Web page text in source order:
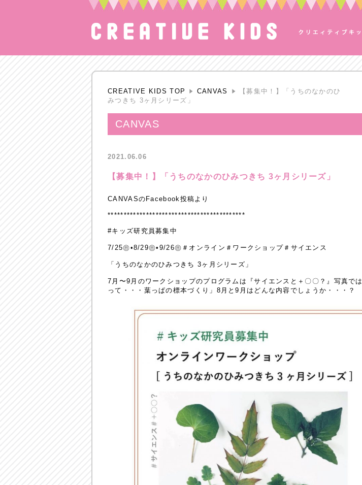
CREATIVE KIDS TOP CANVAS
【募集中！】「うちのなかのひ
みつきち 3ヶ月シリーズ」
CANVAS
2021.06.06
【募集中！】「うちのなかのひみつきち 3ヶ月シリーズ」
CANVASのFacebook投稿より
*******************************************
#キッズ研究員募集中
7/25㊐•8/29㊐•9/26㊐＃オンライン＃ワークショップ＃サイエンス
「うちのなかのひみつきち 3ヶ月シリーズ」
7月〜9月のワークショップのプログラムは『サイエンスと＋〇〇？』写真で
って・・・葉っぱの標本づくり」8月と9月はどんな内容でしょうか・・・？